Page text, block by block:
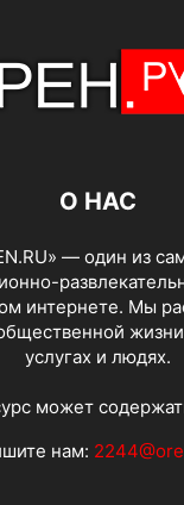
О НАС
— один из
интернете. Мы
услугах и людях.
может
нам: